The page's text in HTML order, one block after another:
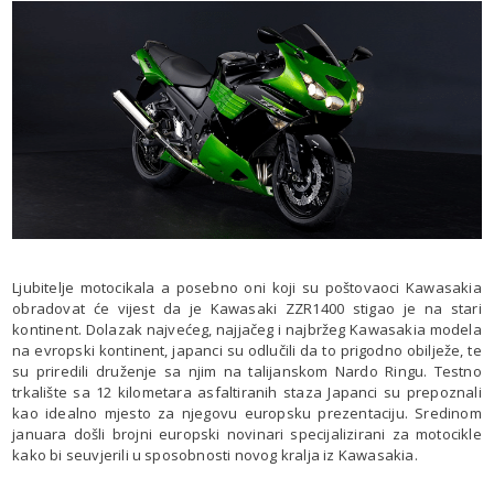
Ljubitelje motocikala a posebno oni koji su poštovaoci Kawasakia
obradovat će vijest da je Kawasaki ZZR1400 stigao je na stari
kontinent. Dolazak najvećeg, najjačeg i najbržeg Kawasakia modela
na evropski kontinent, japanci su odlučili da to prigodno obilježe, te
su priredili druženje sa njim na talijanskom Nardo Ringu. Testno
trkalište sa 12 kilometara asfaltiranih staza Japanci su prepoznali
kao idealno mjesto za njegovu europsku prezentaciju. Sredinom
januara došli brojni europski novinari specijalizirani za motocikle
kako bi seuvjerili u sposobnosti novog kralja iz Kawasakia.